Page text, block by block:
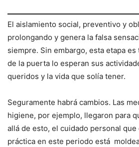
El aislamiento social, preventivo y
prolongando y genera la falsa
siempre. Sin embargo, esta etapa
de la puerta lo esperan sus
queridos y la vida que solía tener.
Seguramente habrá cambios. Las
higiene, por ejemplo, llegaron para
allá de esto, el cuidado personal
práctica en este periodo está